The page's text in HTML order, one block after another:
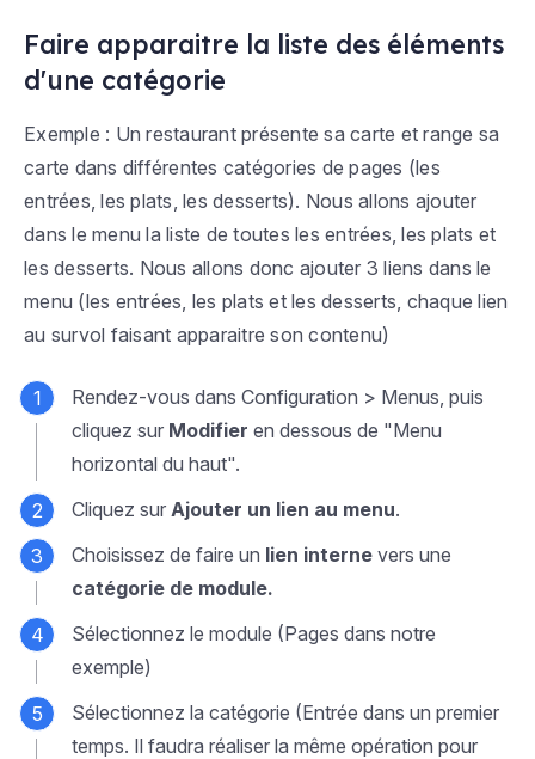
Faire apparaitre la liste des éléments
d'une catégorie
Exemple : Un restaurant présente sa carte et range sa
carte dans différentes catégories de pages (les
entrées, les plats, les desserts). Nous allons ajouter
dans le menu la liste de toutes les entrées, les plats et
les desserts. Nous allons donc ajouter 3 liens dans le
menu (les entrées, les plats et les desserts, chaque lien
au survol faisant apparaitre son contenu)
Rendez-vous dans Configuration > Menus , puis
cliquez sur Modifier en dessous de "Menu
horizontal du haut".
Cliquez sur Ajouter un lien au menu.
Choisissez de faire un lien interne vers une
catégorie de module.
Sélectionnez le module (Pages dans notre
exemple)
Sélectionnez la catégorie (Entrée dans un premier
temps. Il faudra réaliser la même opération pour